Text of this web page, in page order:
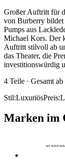
Großer Auftritt für
von Burberry bildet
Pumps aus
Michael Kors. Der
Auftritt stilvoll ab
das Theater, die
investitionswürdig
4 Teile · Gesamt ab
Stil:LuxuriösPreis:
Marken im